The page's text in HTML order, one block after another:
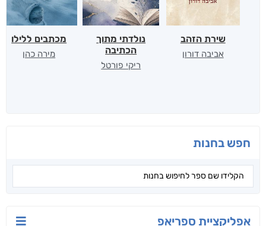
חפש בחנות
אפליקציית ספריאפ
שירת הזהב
אביבה דורון
נולדתי מתוך
הכתיבה
ריקי פורטל
מכתבים ללילו
מירה כהן